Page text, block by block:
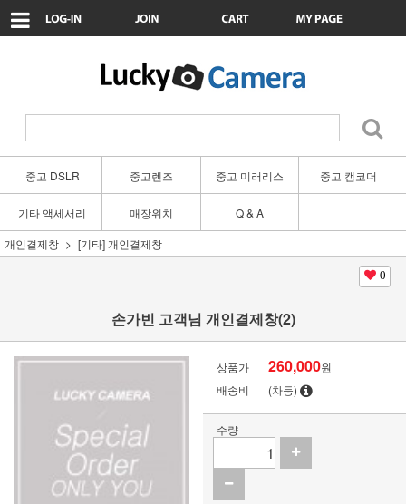
중고 DSLR 중고렌즈 중고 미러리스 중고 캠코더
기타 액세서리 매장위치
Q & A
개인결제창
[기타] 개인결제창
0
손가빈 고객님 개인결제창(2)
상품가 260,000원
배송비
(차등)
수량